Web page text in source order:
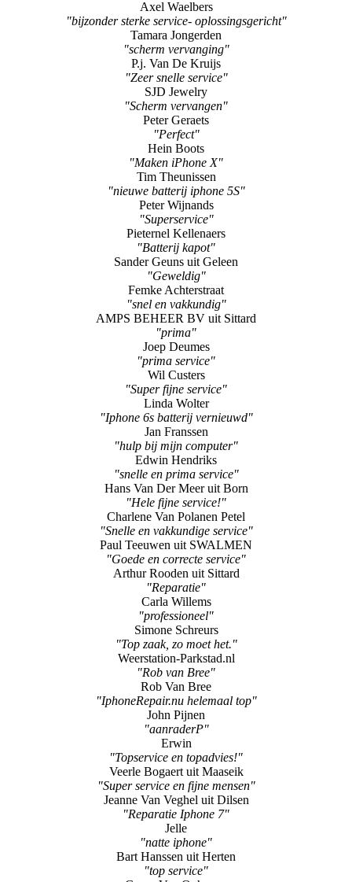
P.j. Van De Kruijs
"Zeer snelle service"
SJD Jewelry
"Scherm vervangen"
Peter Geraets
"Perfect"
Hein Boots
"Maken iPhone X"
Tim Theunissen
"nieuwe batterij iphone 5S"
Peter Wijnands
"Superservice"
Pieternel Kellenaers
"Batterij kapot"
Sander Geuns uit Geleen
"Geweldig"
Femke Achterstraat
"snel en vakkundig"
AMPS BEHEER BV uit Sittard
"prima"
Joep Deumes
"prima service"
Wil Custers
"Super fijne service"
Linda Wolter
"Iphone 6s batterij vernieuwd"
Jan Franssen
"hulp bij mijn computer"
Edwin Hendriks
"snelle en prima service"
Hans Van Der Meer uit Born
"Hele fijne service!"
Charlene Van Polanen Petel
"Snelle en vakkundige service"
Paul Teeuwen uit SWALMEN
"Goede en correcte service"
Arthur Rooden uit Sittard
"Reparatie"
Carla Willems
"professioneel"
Simone Schreurs
"Top zaak, zo moet het."
Weerstation-Parkstad.nl
"Rob van Bree"
Rob Van Bree
"IphoneRepair.nu helemaal top"
John Pijnen
"aanraderP"
Erwin
"Topservice en topadvies!"
Veerle Bogaert uit Maaseik
"Super service en fijne mensen"
Jeanne Van Veghel uit Dilsen
"Reparatie Iphone 7"
Jelle
"natte iphone"
Bart Hanssen uit Herten
"top service"
Gwen Van Ophoven
"Zeer tevreden"
Leon Vankan
"Reparatie Iphone"